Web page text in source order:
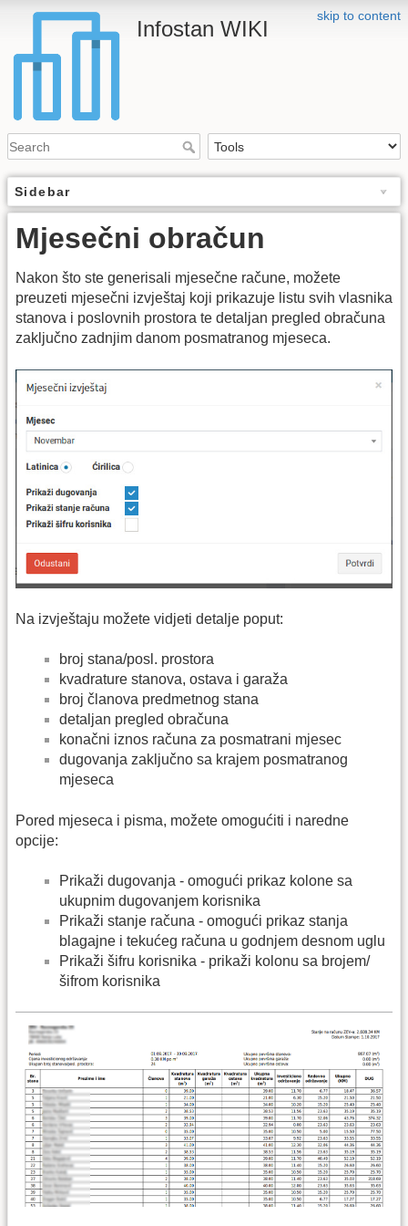
skip to content
Infostan WIKI
Sidebar
Mjesečni obračun
Nakon što ste generisali mjesečne račune, možete
preuzeti mjesečni izvještaj koji prikazuje listu svih vlasnika
stanova i poslovnih prostora te detaljan pregled obračuna
zaključno zadnjim danom posmatranog mjeseca.
Na izvještaju možete vidjeti detalje poput:
broj stana/posl. prostora
kvadrature stanova, ostava i garaža
broj članova predmetnog stana
detaljan pregled obračuna
konačni iznos računa za posmatrani mjesec
dugovanja zaključno sa krajem posmatranog
mjeseca
Pored mjeseca i pisma, možete omogućiti i naredne
opcije:
Prikaži dugovanja - omogući prikaz kolone sa
ukupnim dugovanjem korisnika
Prikaži stanje računa - omogući prikaz stanja
blagajne i tekućeg računa u godnjem desnom uglu
Prikaži šifru korisnika - prikaži kolonu sa brojem/
šifrom korisnika